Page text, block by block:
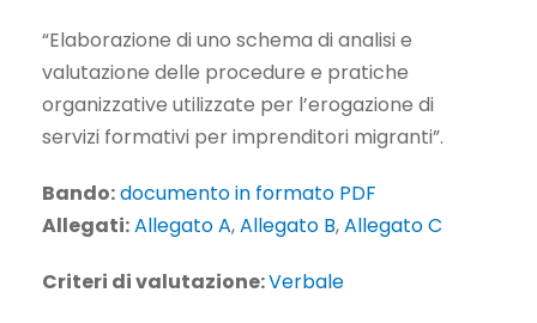
“Elaborazione di uno schema di analisi e
valutazione delle procedure e pratiche
organizzative utilizzate per l’erogazione di
servizi formativi per imprenditori migranti”.
Bando:documento in formato PDF
Allegati:Allegato A,Allegato B,Allegato C
Criteri di valutazione:Verbale